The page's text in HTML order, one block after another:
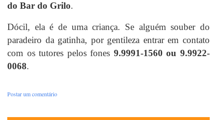
do Bar do Grilo.
Dócil, ela é de uma criança. Se alguém souber do
paradeiro da gatinha, por gentileza entrar em contato
com os tutores pelos fones 9.9991-1560 ou 9.9922-
0068.
Postar um comentário